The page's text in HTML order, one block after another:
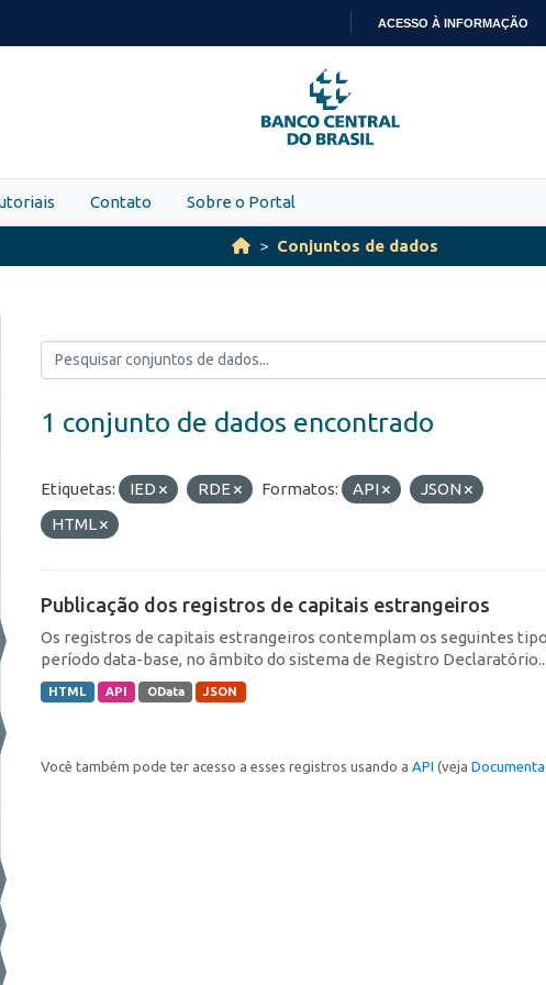
PARA
O
CONTEÚDO
ACESSO À INFORMAÇÃO
Contato Sobre o Portal
Conjuntos de dados
1 conjunto de dados encontrado
Etiquetas: IED RDE Formatos: API
JSON
HTML
Publicação dos registros de capitais estrangeiros
Os registros de capitais estrangeiros contemplam os seguintes
período data-base, no âmbito do sistema de Registro Declaratório...
HTML API OData JSON
Você também pode ter acesso a esses registros usando a API (veja